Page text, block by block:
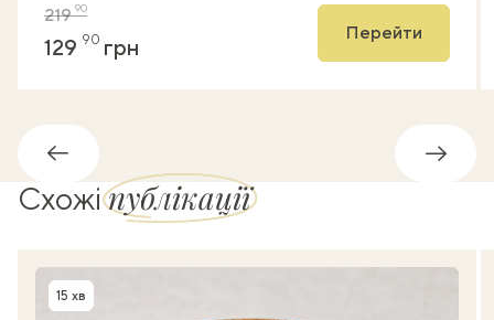
21990
129 90 грн
Перейти
Назад
Схожіпублікації
Час приготування
15 хв